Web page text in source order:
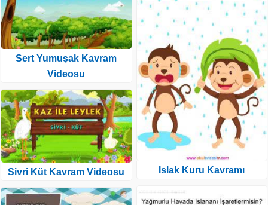
Sert Yumuşak Kavram
Videosu
Sivri Küt Kavram Videosu Islak Kuru Kavramı